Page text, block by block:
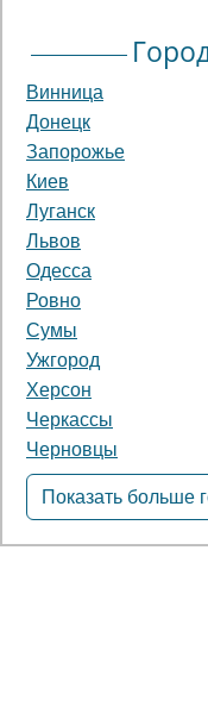
Винница
Донецк
Запорожье
Киев
Луганск
Львов
Одесса
Ровно
Сумы
Ужгород
Херсон
Черкассы
Черновцы
Показать больше